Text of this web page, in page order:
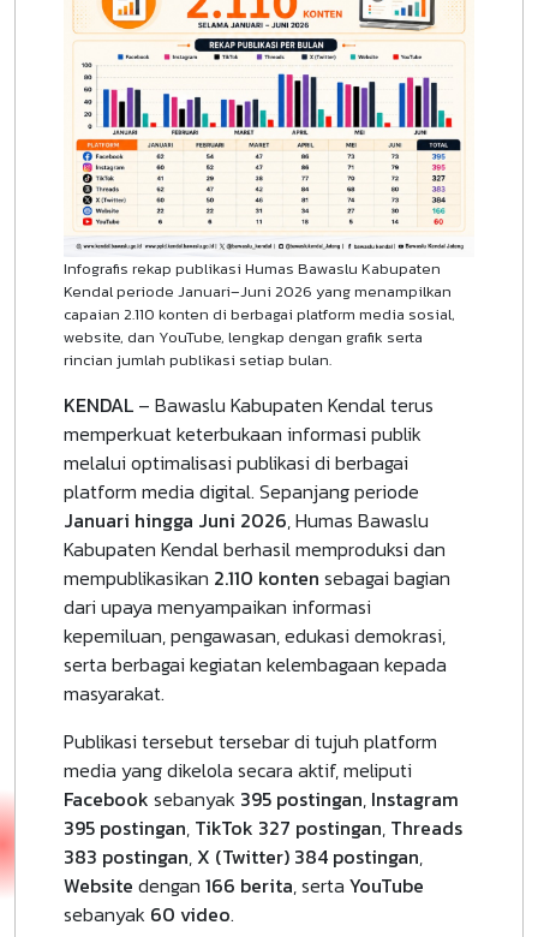
Infografis rekap publikasi Humas Bawaslu Kabupaten
Kendal periode Januari–Juni 2026 yang menampilkan
capaian 2.110 konten di berbagai platform media sosial,
website, dan YouTube, lengkap dengan grafik serta
rincian jumlah publikasi setiap bulan.
KENDAL – Bawaslu Kabupaten Kendal terus
memperkuat keterbukaan informasi publik
melalui optimalisasi publikasi di berbagai
platform media digital. Sepanjang periode
Januari hingga Juni 2026, Humas Bawaslu
Kabupaten Kendal berhasil memproduksi dan
mempublikasikan 2.110 konten sebagai bagian
dari upaya menyampaikan informasi
kepemiluan, pengawasan, edukasi demokrasi,
serta berbagai kegiatan kelembagaan kepada
masyarakat.
Publikasi tersebut tersebar di tujuh platform
media yang dikelola secara aktif, meliputi
Facebook sebanyak 395 postingan, Instagram
395 postingan, TikTok 327 postingan, Threads
383 postingan, X (Twitter) 384 postingan,
Website dengan 166 berita, serta YouTube
sebanyak 60 video.